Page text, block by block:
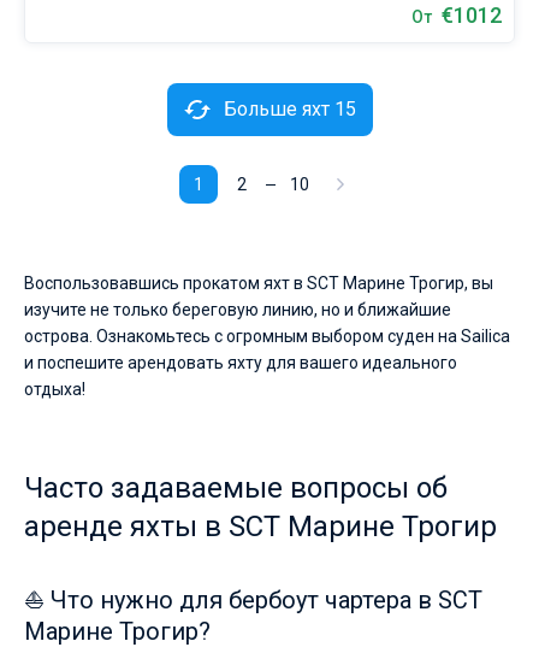
От €1012
1 2 10
Больше яхт 15
Воспользовавшись прокатом яхт в SCT Марине Трогир, вы
изучите не только береговую линию, но и ближайшие
острова. Ознакомьтесь с огромным выбором суден на Sailica
и поспешите арендовать яхту для вашего идеального
отдыха!
Часто задаваемые вопросы об
аренде яхты в SCT Марине Трогир
⛵ Что нужно для бербоут чартера в SCT
Марине Трогир?